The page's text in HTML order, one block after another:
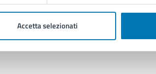
Accetta selezionati